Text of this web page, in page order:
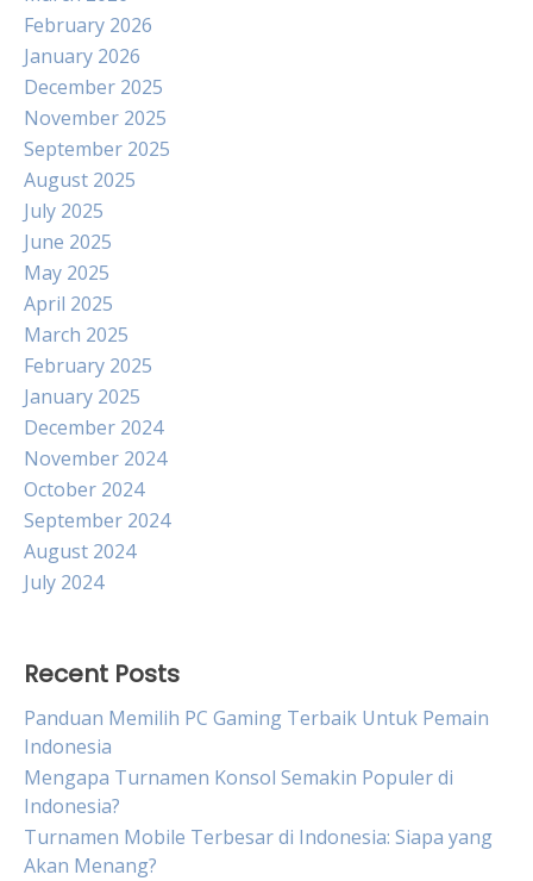
February 2026
January 2026
December 2025
November 2025
September 2025
August 2025
July 2025
June 2025
May 2025
April 2025
March 2025
February 2025
January 2025
December 2024
November 2024
October 2024
September 2024
August 2024
July 2024
Recent Posts
Panduan Memilih PC Gaming Terbaik Untuk Pemain
Indonesia
Mengapa Turnamen Konsol Semakin Populer di
Indonesia?
Turnamen Mobile Terbesar di Indonesia: Siapa yang
Akan Menang?